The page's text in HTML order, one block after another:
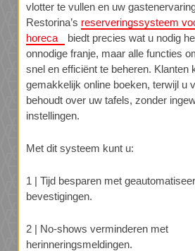
vlotter te vullen en uw
Restorina’s reserveringssysteem
horeca
biedt precies wat u nodig
onnodige franje, maar alle functies
snel en efficiënt te beheren. Klanten
gemakkelijk online boeken, terwijl u
behoudt over uw tafels, zonder
instellingen.
Met dit systeem kunt u:
1 | Tijd besparen met
bevestigingen.
2 | No-shows verminderen met
herinneringsmeldingen.